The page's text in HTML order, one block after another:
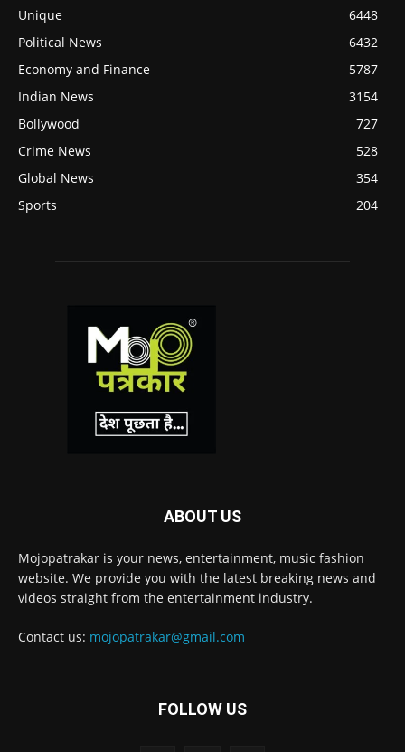
Unique
6448
Political News
6432
Economy and Finance
5787
Indian News
3154
Bollywood
727
Crime News
528
Global News
354
Sports
204
ABOUT US
Mojopatrakar is your news, entertainment, music fashion
website. We provide you with the latest breaking news and
videos straight from the entertainment industry.
Contact us: mojopatrakar@gmail.com
FOLLOW US